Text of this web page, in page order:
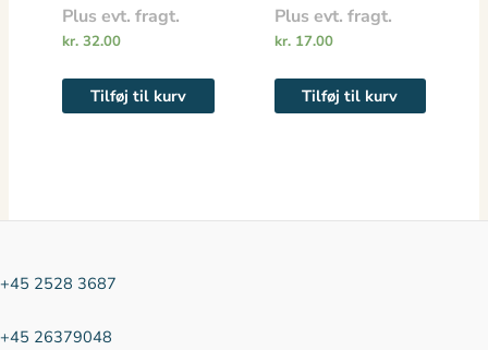
Plus evt. fragt.
kr.32.00
Tilføj til kurv
Plus evt. fragt.
kr.17.00
Tilføj til kurv
+45 2528 3687
+45 26379048